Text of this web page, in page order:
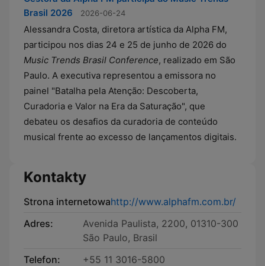
Brasil 2026
2026-06-24
Alessandra Costa, diretora artística da Alpha FM,
participou nos dias 24 e 25 de junho de 2026 do
Music Trends Brasil Conference, realizado em São
Paulo. A executiva representou a emissora no
painel "Batalha pela Atenção: Descoberta,
Curadoria e Valor na Era da Saturação", que
debateu os desafios da curadoria de conteúdo
musical frente ao excesso de lançamentos digitais.
Kontakty
Strona internetowahttp://www.alphafm.com.br/
Adres:
Avenida Paulista, 2200, 01310-300
São Paulo, Brasil
Telefon:
+55 11 3016-5800